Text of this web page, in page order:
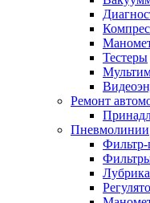
Тестеры
Ремонт
Пневмолинии